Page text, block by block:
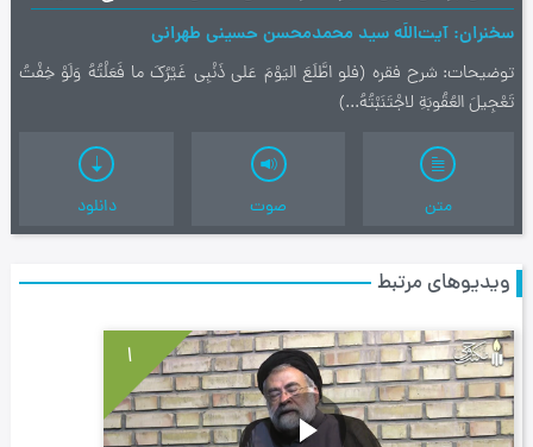
سخنران آیت‌اللَه سید محمدمحسن حسینی طهرانی
توضیحات شرح فقره (فلو اطَّلَعَ اليَوْمَ عَلى ذَنْبِي غَيْرُكَ ما فَعَلْتُهُ وَلَوْ خِفْتُ
تَعْجِيلَ العُقُوبَةِ لاجْتَنَبْتُهُ...)
متن صوت دانلود
ویدیوهای مرتبط
1